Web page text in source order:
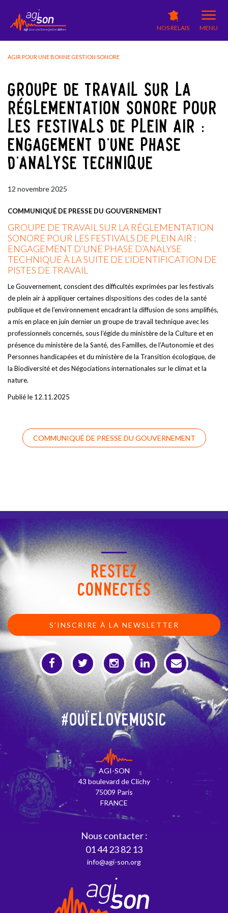
NOS RELAIS MENU
AGIR POUR UNE BONNE GESTION SONORE
GROUPE DE TRAVAIL SUR LA
RÉGLEMENTATION SONORE POUR
LES FESTIVALS DE PLEIN AIR :
ENGAGEMENT D’UNE PHASE
D’ANALYSE TECHNIQUE
12 novembre 2025
COMMUNIQUÉ DE PRESSE DU GOUVERNEMENT
GROUPE DE TRAVAIL SUR LA RÉGLEMENTATION
SONORE POUR LES FESTIVALS DE PLEIN AIR :
ENGAGEMENT D’UNE PHASE D’ANALYSE
TECHNIQUE À LA SUITE DE L’IDENTIFICATION DE
PISTES DE TRAVAIL
Le Gouvernement, conscient des difficultés exprimées par les festivals
de plein air à appliquer certaines dispositions des codes de la santé
publique et de l’environnement encadrant la diffusion de sons amplifiés,
a mis en place en juin dernier un groupe de travail technique avec les
professionnels concernés, sous l’égide du ministère de la Culture et en
présence du ministère de la Santé, des Familles, de l’Autonomie et des
Personnes handicapées et du ministère de la Transition écologique, de
la Biodiversité et des Négociations internationales sur le climat et la
nature.
Publié le 12.11.2025
COMMUNIQUÉ DE PRESSE DU GOUVERNEMENT
RESTEZ
CONNECTÉS
S’INSCRIRE À LA NEWSLETTER
#OuïeLoveMusic
AGI-SON
43 boulevard de Clichy
75009 Paris
FRANCE
Nous contacter :
01 44 23 82 13
info@agi-son.org